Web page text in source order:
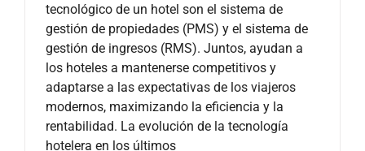
tecnológico de un hotel son el sistema de
gestión de propiedades (PMS) y el sistema de
gestión de ingresos (RMS). Juntos, ayudan a
los hoteles a mantenerse competitivos y
adaptarse a las expectativas de los viajeros
modernos, maximizando la eficiencia y la
rentabilidad. La evolución de la tecnología
hotelera en los últimos